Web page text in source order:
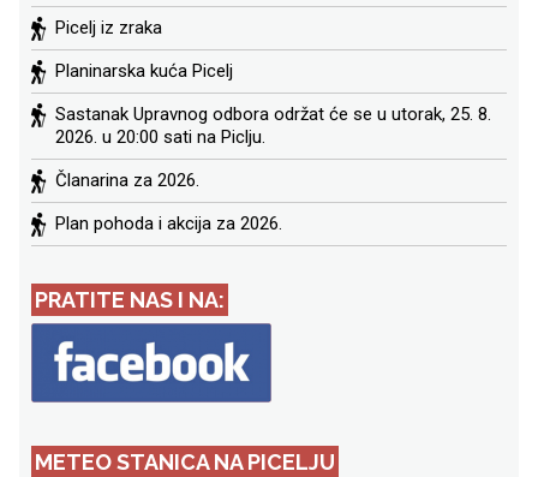
Picelj iz zraka
Planinarska kuća Picelj
Sastanak Upravnog odbora održat će se u utorak, 25. 8.
2026. u 20:00 sati na Piclju.
Članarina za 2026.
Plan pohoda i akcija za 2026.
PRATITE NAS I NA:
METEO STANICA NA PICELJU